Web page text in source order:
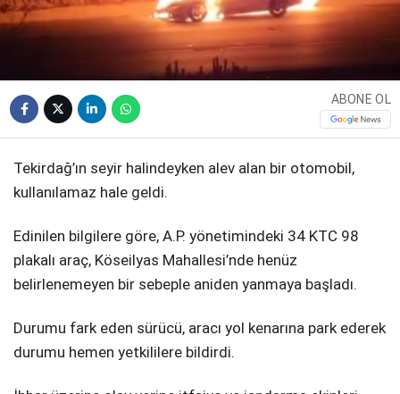
Hattı
Youtube
ABONE OL
Tekirdağ’ın seyir halindeyken alev alan bir otomobil,
kullanılamaz hale geldi.
Edinilen bilgilere göre, A.P. yönetimindeki 34 KTC 98
plakalı araç, Köseilyas Mahallesi’nde henüz
belirlenemeyen bir sebeple aniden yanmaya başladı.
Durumu fark eden sürücü, aracı yol kenarına park ederek
durumu hemen yetkililere bildirdi.